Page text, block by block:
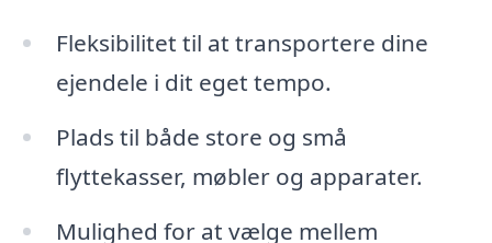
Fleksibilitet til at transportere dine
ejendele i dit eget tempo.
Plads til både store og små
flyttekasser, møbler og apparater.
Mulighed for at vælge mellem